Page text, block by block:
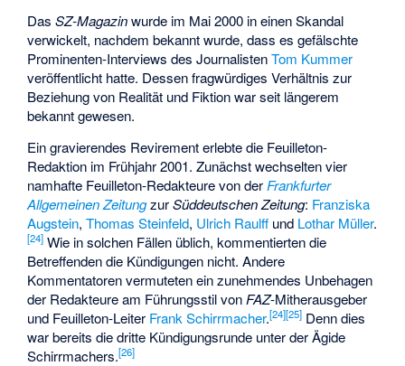
DasSZ-Magazinwurde im Mai 2000 in einen Skandal
verwickelt, nachdem bekannt wurde, dass es gefälschte
Prominenten-Interviews des JournalistenTom Kummer
veröffentlicht hatte. Dessen fragwürdiges Verhältnis zur
Beziehung von Realität und Fiktion war seit längerem
bekannt gewesen.
Ein gravierendes Revirement erlebte die Feuilleton-
Redaktion im Frühjahr 2001. Zunächst wechselten vier
namhafte Feuilleton-Redakteure von der Frankfurter
Allgemeinen ZeitungzurSüddeutschen Zeitung: Franziska
Augstein,Thomas Steinfeld, Ulrich Raulff und Lothar Müller.
[24] Wie in solchen Fällen üblich, kommentierten die
Betreffenden die Kündigungen nicht. Andere
Kommentatoren vermuteten ein zunehmendes Unbehagen
der Redakteure am Führungsstil von FAZ-Mitherausgeber
und Feuilleton-Leiter Frank Schirrmacher.[24][25] Denn dies
war bereits die dritte Kündigungsrunde unter der Ägide
Schirrmachers.[26]